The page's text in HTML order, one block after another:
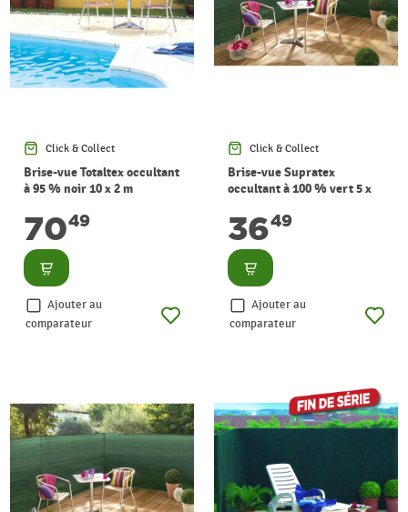
Click & Collect
Brise-vue Totaltex occultant
à 95 % noir 10 x 2 m
7049
Consulter
Ajouter au
comparateur
Click & Collect
Brise-vue Supratex
occultant à 100 % vert 5 x
3649
Consulter
Ajouter au
comparateur